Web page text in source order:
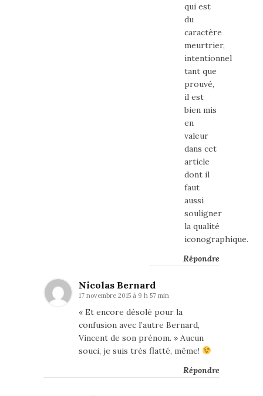
qui est
du
caractère
meurtrier,
intentionnel
tant que
prouvé,
il est
bien mis
en
valeur
dans cet
article
dont il
faut
aussi
souligner
la qualité
iconographique.
Répondre
Nicolas Bernard
17 novembre 2015 à 9 h 57 min
« Et encore désolé pour la
confusion avec l’autre Bernard,
Vincent de son prénom. » Aucun
souci, je suis très flatté, même!
Répondre